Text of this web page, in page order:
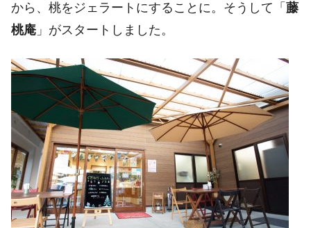
から、桃をジェラートにすることに。そうして「 藤
桃庵 」がスタートしました。